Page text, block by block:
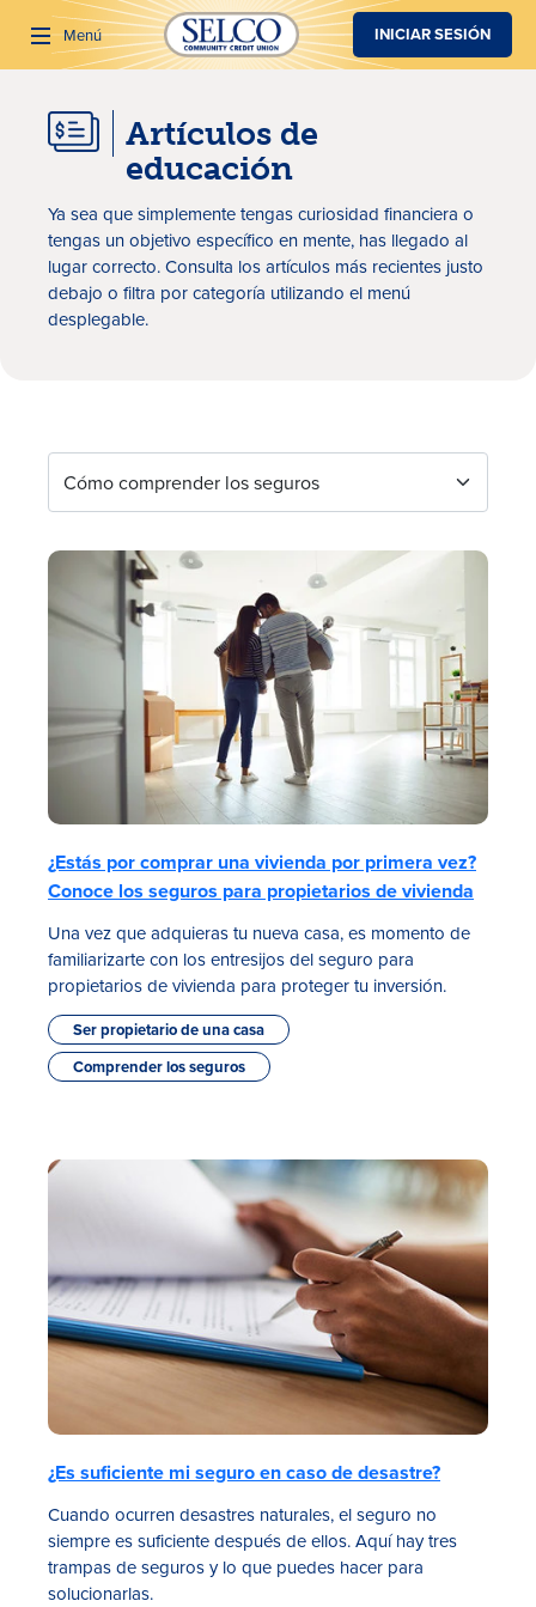
SALTAR AL CONTENIDO PRINCIPAL
Menú
Sucursales
Contáctanos
Hazte miembro
Registrarse en la banca digital
In English
INICIAR SESIÓN
Artículos de
educación
Ya sea que simplemente tengas curiosidad financiera o
tengas un objetivo específico en mente, has llegado al
lugar correcto. Consulta los artículos más recientes justo
debajo o filtra por categoría utilizando el menú
desplegable.
Artículos de educación
Cómo comprender los seguros
¿Estás por comprar una vivienda por primera vez?
Conoce los seguros para propietarios de vivienda
Una vez que adquieras tu nueva casa, es momento de
familiarizarte con los entresijos del seguro para
propietarios de vivienda para proteger tu inversión.
Ser propietario de una casa
Comprender los seguros
¿Es suficiente mi seguro en caso de desastre?
Cuando ocurren desastres naturales, el seguro no
siempre es suficiente después de ellos. Aquí hay tres
trampas de seguros y lo que puedes hacer para
solucionarlas.